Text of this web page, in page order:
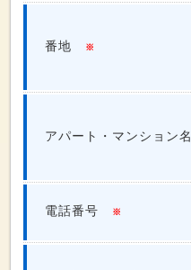
番地 ※
アパート・マンション名
電話番号 ※